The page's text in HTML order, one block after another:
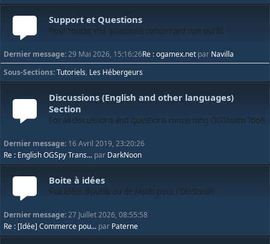
Support et Questions
Pour toutes vos questions concernant nos outils.
Dernier message:29 Mai 2026, 15:16:26Re : ogamex.net par Navilla
Sous-Sections Tutoriels Les Hébergeurs
Discussions (English and other languages)
Section
For all discussions and questions concerning OGSteam Tools
Dernier message: 16 Avril 2019, 23:20:26
Re : English OGSpy Trans... par DarkNoon
Boite à idées
Vos idées d'outils ou de Mods pour l'OGSteam
Dernier message:27 Juillet 2026, 08:55:58
Re : [Idée] Commerce pou... par Paterne